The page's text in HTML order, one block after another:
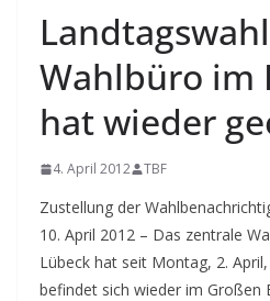
Wahlbüro im
hat wieder
4. April 2012 TBF
Zustellung der
10. April 2012 – Das zentrale
Lübeck hat seit Montag, 2.
befindet sich wieder im Großen